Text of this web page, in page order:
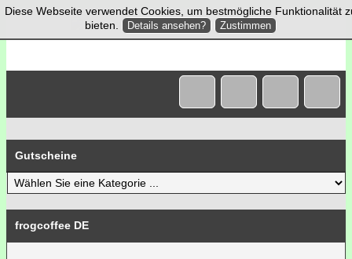
Gutscheine
frogcoffee DE
Diese Webseite verwendet Cookies, um bestmögliche Funktionalität
bieten.
Details ansehen? Zustimmen